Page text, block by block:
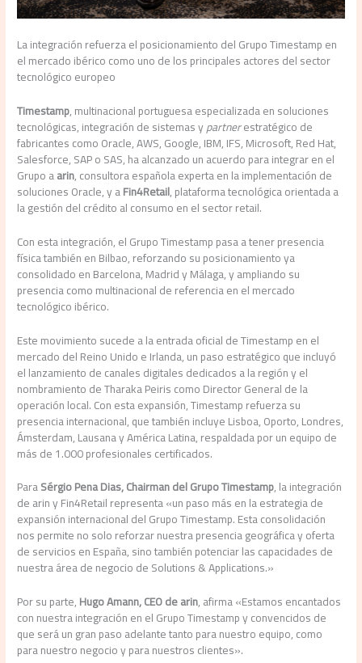
La integración refuerza el posicionamiento del Grupo Timestamp en
el mercado ibérico como uno de los principales actores del sector
tecnológico europeo
Timestamp, multinacional portuguesa especializada en soluciones
tecnológicas, integración de sistemas ypartnerestratégico de
fabricantes como Oracle, AWS, Google, IBM, IFS, Microsoft, Red Hat,
Salesforce, SAP o SAS, ha alcanzado un acuerdo para integrar en el
Grupo aarin, consultora española experta en la implementación de
soluciones Oracle, y aFin4Retail, plataforma tecnológica orientada a
la gestión del crédito al consumo en el sector retail.
Con esta integración, el Grupo Timestamp pasa a tener presencia
física también en Bilbao, reforzando su posicionamiento ya
consolidado en Barcelona, Madrid y Málaga, y ampliando su
presencia como multinacional de referencia en el mercado
tecnológico ibérico.
Este movimiento sucede a la entrada oficial de Timestamp en el
mercado del Reino Unido e Irlanda, un paso estratégico que incluyó
el lanzamiento de canales digitales dedicados a la región y el
nombramiento de Tharaka Peiris como Director General de la
operación local. Con esta expansión, Timestamp refuerza su
presencia internacional, que también incluye Lisboa, Oporto, Londres,
Ámsterdam, Lausana y América Latina, respaldada por un equipo de
más de 1.000 profesionales certificados.
ParaSérgio Pena Dias, Chairman del Grupo Timestamp, la integración
de arin y Fin4Retail representa «un paso más en la estrategia de
expansión internacional del Grupo Timestamp. Esta consolidación
nos permite no solo reforzar nuestra presencia geográfica y oferta
de servicios en España, sino también potenciar las capacidades de
nuestra área de negocio de Solutions & Applications.»
Por su parte,Hugo Amann, CEO de arin, afirma «Estamos encantados
con nuestra integración en el Grupo Timestamp y convencidos de
que será un gran paso adelante tanto para nuestro equipo, como
para nuestro negocio y para nuestros clientes».